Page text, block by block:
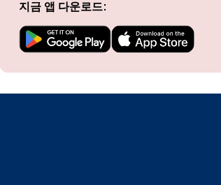
device supports eSIM
to request an eSIM activation.
you can enjoy the benefits
지금 앱 다운로드:
회원가입
만에 새로 만드세요.